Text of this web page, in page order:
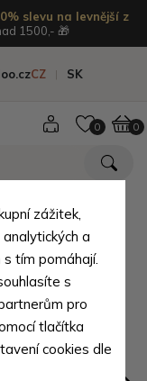
slevu na levnější z
1500,- 🎁
CZ SK
0 0
kožená
zážitek,
a
tím pomáhají.
s
pro
tlačítka
cookies dle